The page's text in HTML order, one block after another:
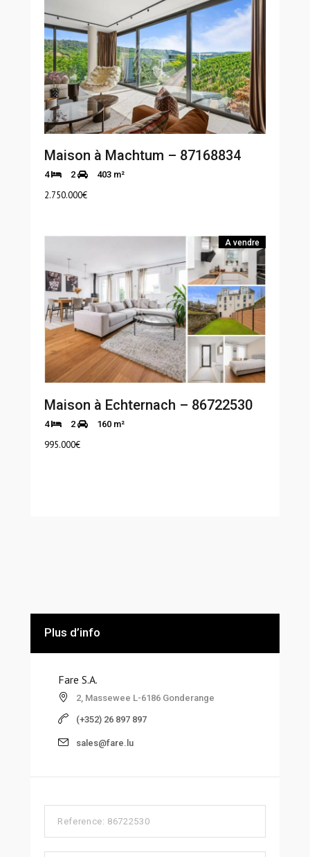
Maison à Machtum – 87168834
4 2 403 m²
2.750.000€
A vendre
Maison à Echternach – 86722530
4 2 160 m²
995.000€
Plus d’info
Fare S.A.
2, Massewee L-6186 Gonderange
(+352) 26 897 897
sales@fare.lu